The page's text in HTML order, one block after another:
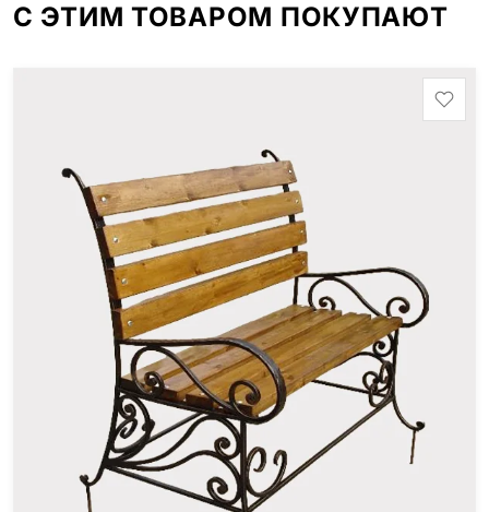
С ЭТИМ ТОВАРОМ ПОКУПАЮТ